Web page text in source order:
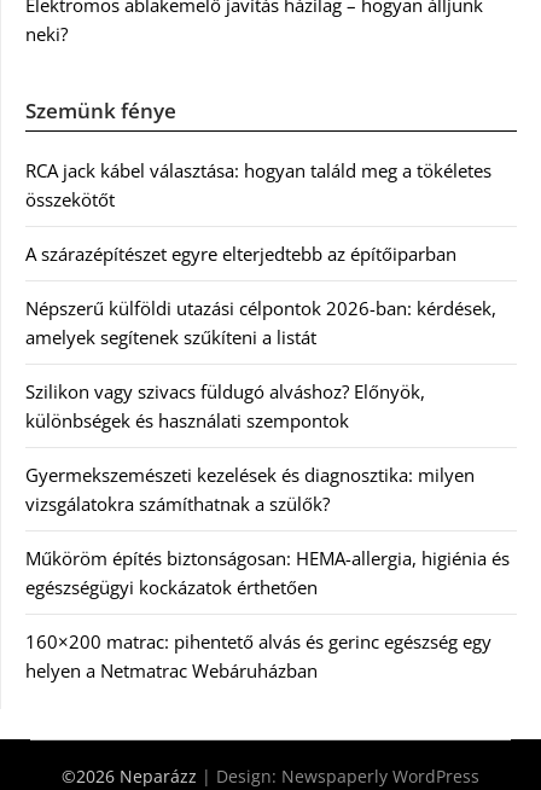
neki?
Szemünk fénye
RCA jack kábel választása: hogyan találd meg a tökéletes
összekötőt
A szárazépítészet egyre elterjedtebb az építőiparban
Népszerű külföldi utazási célpontok 2026-ban: kérdések,
amelyek segítenek szűkíteni a listát
Szilikon vagy szivacs füldugó alváshoz? Előnyök,
különbségek és használati szempontok
Gyermekszemészeti kezelések és diagnosztika: milyen
vizsgálatokra számíthatnak a szülők?
Műköröm építés biztonságosan: HEMA-allergia, higiénia és
egészségügyi kockázatok érthetően
160×200 matrac: pihentető alvás és gerinc egészség egy
helyen a Netmatrac Webáruházban
©2026 Neparázz | Design: Newspaperly WordPress